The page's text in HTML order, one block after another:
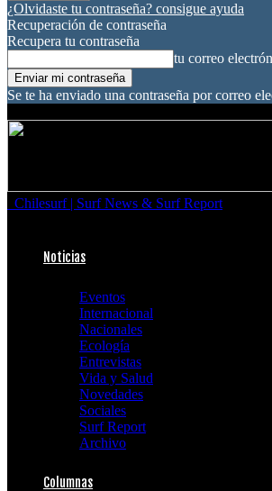
¿Olvidaste tu contraseña? consigue ayuda
Recuperación de contraseña
Recupera tu contraseña
tu correo
Se te ha enviado una contraseña por correo
Chilesurf | Surf News & Surf Report
Noticias
Eventos
Internacional
Nacionales
Ecología
Entrevistas
Vida y Salud
Novedades
Sociales
Surf Report
Archivo
Columnas